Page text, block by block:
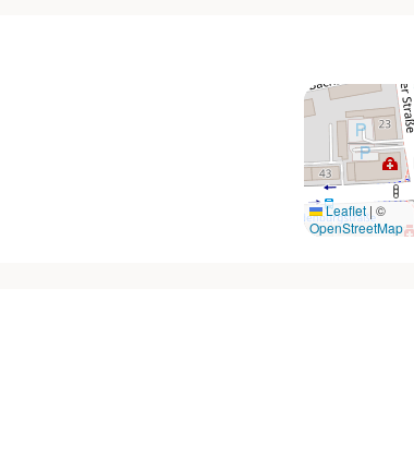
Leaflet | ©
OpenStreetMap